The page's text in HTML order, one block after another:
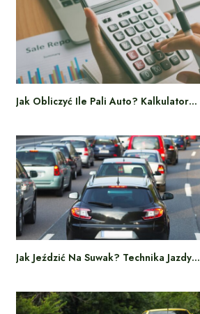
Jak Obliczyć Ile Pali Auto? Kalkulator…
Jak Jeździć Na Suwak? Technika Jazdy…